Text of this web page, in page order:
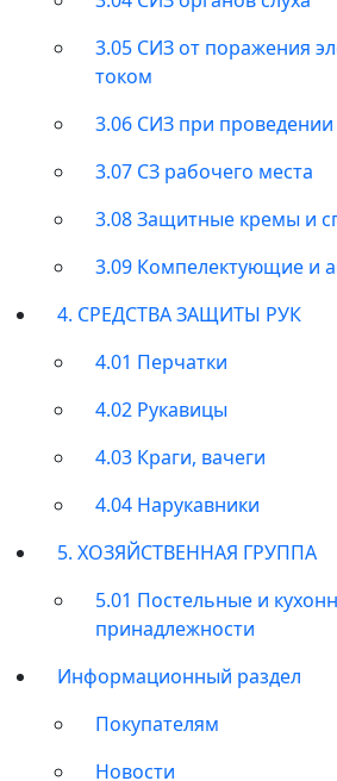
3.05 СИЗ от поражения
током
3.06 СИЗ при
3.07 СЗ рабочего места
3.08 Защитные кремы и
3.09 Компелектующие и
4. СРЕДСТВА ЗАЩИТЫ РУК
4.01 Перчатки
4.02 Рукавицы
4.03 Краги, вачеги
4.04 Нарукавники
5. ХОЗЯЙСТВЕННАЯ ГРУППА
5.01 Постельные и
принадлежности
Информационный раздел
Покупателям
Новости